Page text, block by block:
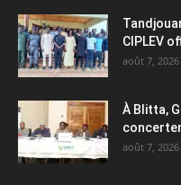
CIPLEV
août 7, 2026
À Blitta,
août 7, 2026